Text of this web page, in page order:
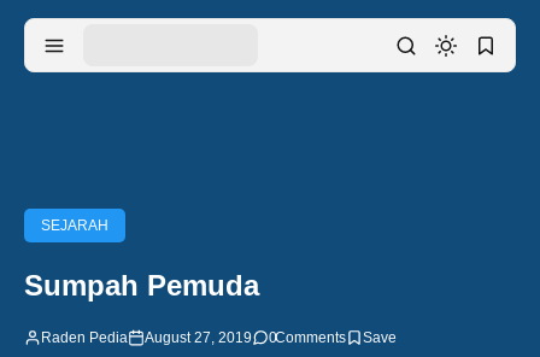
SEJARAH
Sumpah Pemuda
Raden Pedia August 27, 2019 0Comments